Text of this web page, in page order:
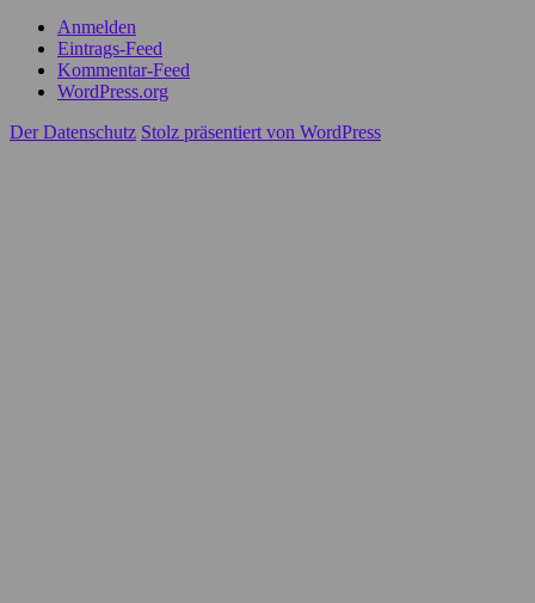
Anmelden
Eintrags-Feed
Kommentar-Feed
WordPress.org
Der Datenschutz Stolz präsentiert von WordPress